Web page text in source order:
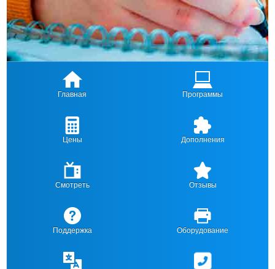
Главная Программы
Цены Дополнения
Смотреть Отзывы
Поддержка Оборудование